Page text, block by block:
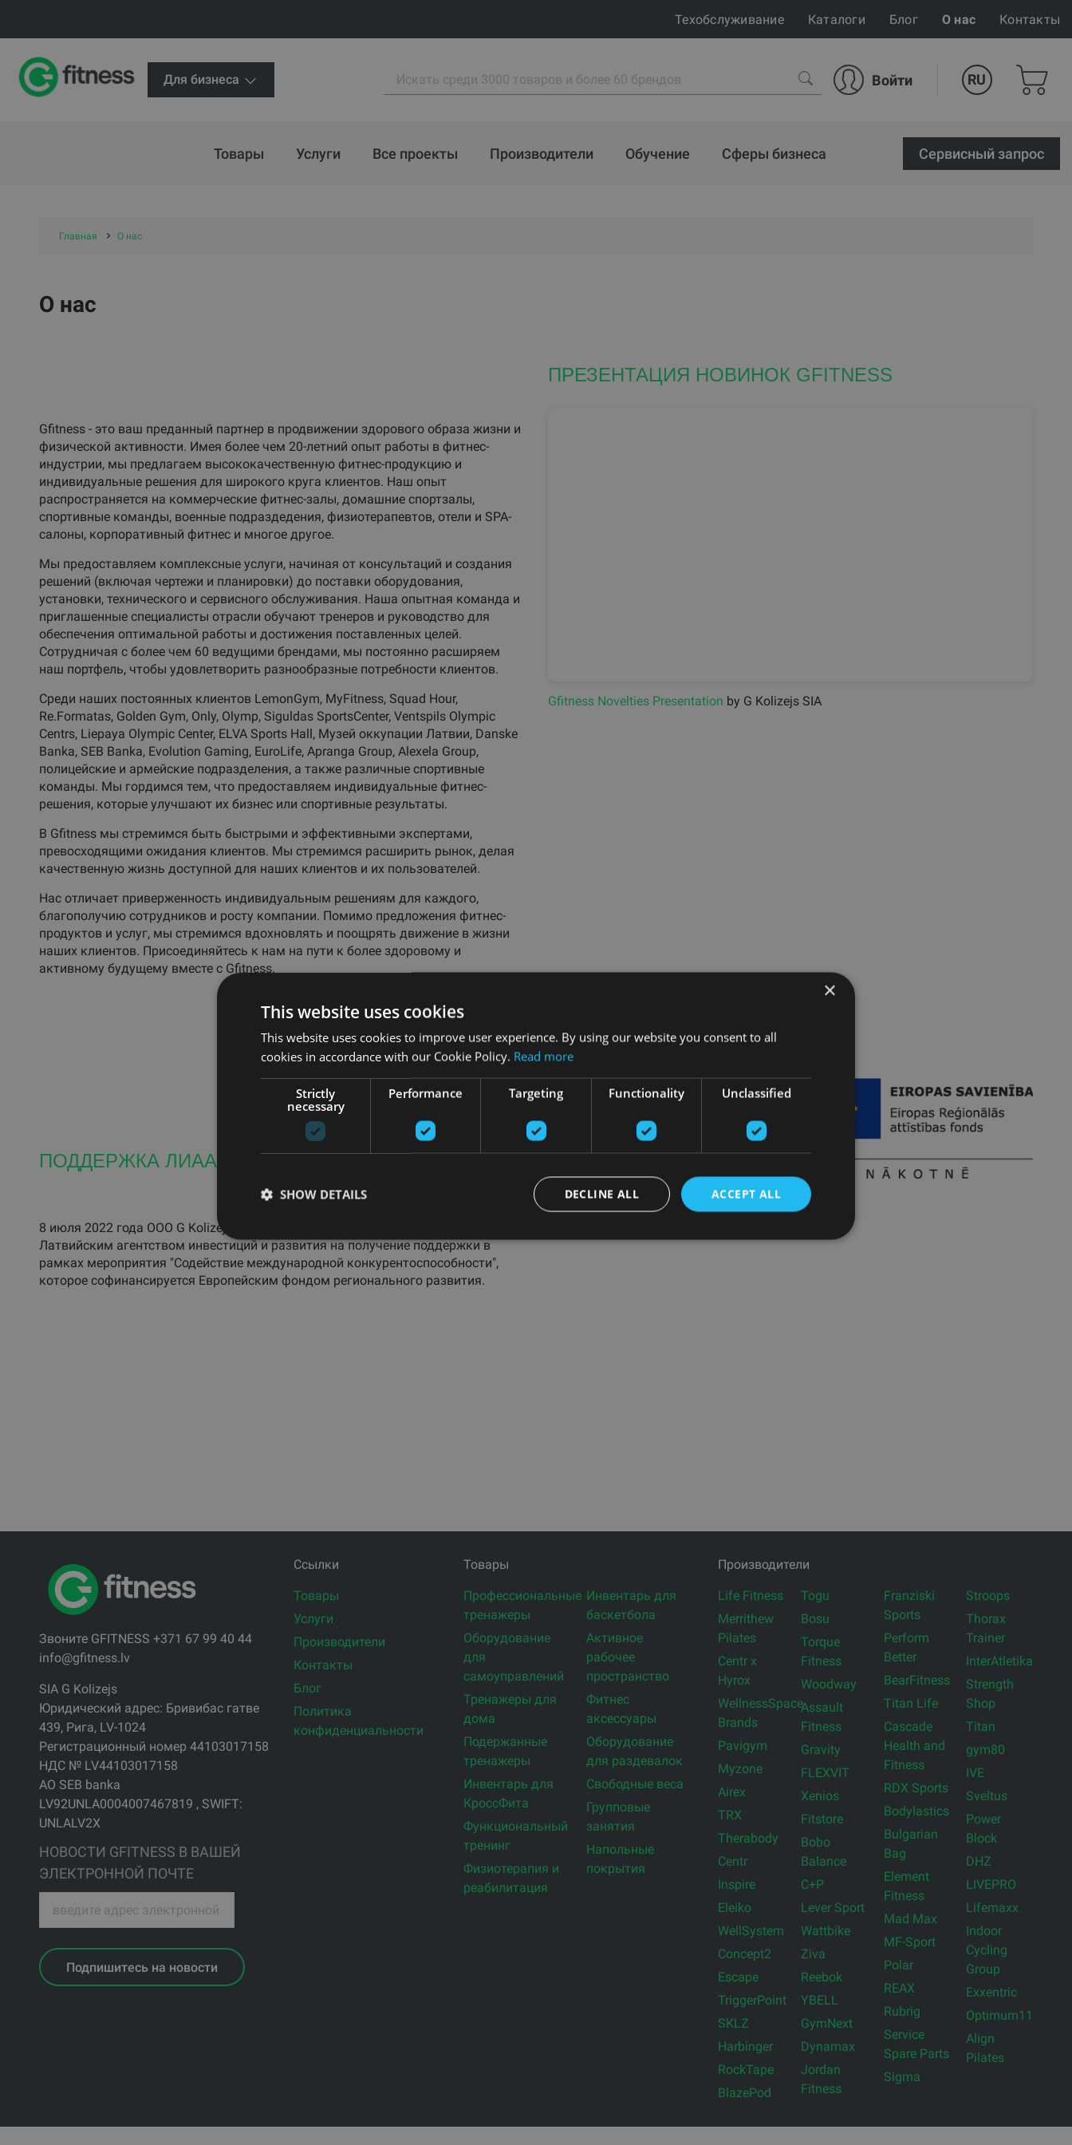
Техобслуживание Каталоги Блог О нас Контакты
Для бизнеса Войти RU
Товары Услуги Все проекты Производители Обучение Сферы бизнеса Cервисный запрос
Главная О нас
О нас
Gfitness - это ваш преданный партнер в продвижении здорового образа жизни и
физической активности. Имея более чем 20-летний опыт работы в фитнес-
индустрии, мы предлагаем высококачественную фитнес-продукцию и
индивидуальные решения для широкого круга клиентов. Наш опыт
распространяется на коммерческие фитнес-залы, домашние спортзалы,
спортивные команды, военные подраздедения, физиотерапевтов, отели и SPA-
салоны, корпоративный фитнес и многое другое.
Мы предоставляем комплексные услуги, начиная от консультаций и создания
решений (включая чертежи и планировки) до поставки оборудования,
установки, технического и сервисного обслуживания. Наша опытная команда и
приглашенные специалисты отрасли обучают тренеров и руководство для
обеспечения оптимальной работы и достижения поставленных целей.
Сотрудничая с более чем 60 ведущими брендами, мы постоянно расширяем
наш портфель, чтобы удовлетворить разнообразные потребности клиентов.
Среди наших постоянных клиентов LemonGym, MyFitness, Squad Hour,
Re.Formatas, Golden Gym, Only, Olymp, Siguldas SportsCenter, Ventspils Olympic
Centrs, Liepaya Olympic Center, ELVA Sports Hall, Музей оккупации Латвии, Danske
Banka, SEB Banka, Evolution Gaming, EuroLife, Apranga Group, Alexela Group,
полицейские и армейские подразделения, а также различные спортивные
команды. Мы гордимся тем, что предоставляем индивидуальные фитнес-
решения, которые улучшают их бизнес или спортивные результаты.
В Gfitness мы стремимся быть быстрыми и эффективными экспертами,
превосходящими ожидания клиентов. Мы стремимся расширить рынок, делая
качественную жизнь доступной для наших клиентов и их пользователей.
Нас отличает приверженность индивидуальным решениям для каждого,
благополучию сотрудников и росту компании. Помимо предложения фитнес-
продуктов и услуг, мы стремимся вдохновлять и поощрять движение в жизни
наших клиентов. Присоединяйтесь к нам на пути к более здоровому и
активному будущему вместе с Gfitness.
ПРЕЗЕНТАЦИЯ НОВИНОК GFITNESS
Gfitness Novelties Presentation by G Kolizejs SIA
ПОДДЕРЖКА ЛИАА
8 июля 2022 года ООО G Kolizejs заключило договор №. SKV-L-2022/29 с
Латвийским агентством инвестиций и развития на получение поддержки в
рамках мероприятия "Содействие международной конкурентоспособности",
которое софинансируется Европейским фондом регионального развития.
Звоните GFITNESS +371 67 99 40 44
info@gfitness.lv
SIA G Kolizejs
Юридический адрес: Бривибас гатве
439, Рига, LV-1024
Регистрационный номер 44103017158
НДС № LV44103017158
АО SEB banka
LV92UNLA0004007467819 , SWIFT:
UNLALV2X
НОВОСТИ GFITNESS В ВАШЕЙ
ЭЛЕКТРОННОЙ ПОЧТЕ
Подпишитесь на новости
Ссылки
Товары
Услуги
Производители
Контакты
Блог
Политика
конфиденциальности
Товары
Профессиональные
тренажеры
Оборудование
для
самоуправлений
Тренажеры для
дома
Подержанные
тренажеры
Инвентарь для
КроссФита
Функциональный
тренинг
Физиотерапия и
реабилитация
Инвентарь для
баскетбола
Активное
рабочее
пространство
Фитнес
аксессуары
Оборудование
для раздевалок
Свободные веса
Групповые
занятия
Напольные
покрытия
Производители
Life Fitness
Merrithew
Pilates
Centr x
Hyrox
WellnessSpace
Brands
Pavigym
Myzone
Airex
TRX
Therabody
Centr
Inspire
Eleiko
WellSystem
Concept2
Escape
TriggerPoint
SKLZ
Harbinger
RockTape
BlazePod
Togu
Bosu
Torque
Fitness
Woodway
Assault
Fitness
Gravity
FLEXVIT
Xenios
Fitstore
Bobo
Balance
C+P
Lever Sport
Wattbike
Ziva
Reebok
YBELL
GymNext
Dynamax
Jordan
Fitness
Franziski
Sports
Perform
Better
BearFitness
Titan Life
Cascade
Health and
Fitness
RDX Sports
Bodylastics
Bulgarian
Bag
Element
Fitness
Mad Max
MF-Sport
Polar
REAX
Rubrig
Service
Spare Parts
Sigma
Stroops
Thorax
Trainer
InterAtletika
Strength
Shop
Titan
gym80
IVE
Sveltus
Power
Block
DHZ
LIVEPRO
Lifemaxx
Indoor
Cycling
Group
Exxentric
Optimum11
Align
Pilates
×
This website uses cookies
This website uses cookies to improve user experience. By using our website you consent to all
cookies in accordance with our Cookie Policy. Read more
Strictly
necessary
Performance Targeting Functionality Unclassified
ACCEPT ALL
DECLINE ALL
SHOW DETAILS